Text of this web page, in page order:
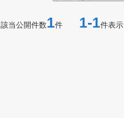
該当公開件数1件 1-1件表示